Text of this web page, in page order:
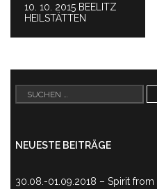
PREVIOUS
POST:
10. 10. 2015 BEELITZ
HEILSTÄTTEN
Suchen
nach:
NEUESTE BEITRÄGE
30.08.-01.09.2018 – Spirit from